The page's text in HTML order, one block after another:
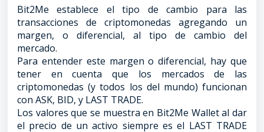
Bit2Me establece el tipo de cambio para las
transacciones de criptomonedas agregando un
margen, o diferencial, al tipo de cambio del
mercado.
Para entender este margen o diferencial, hay que
tener en cuenta que los mercados de las
criptomonedas (y todos los del mundo) funcionan
con ASK, BID, y LAST TRADE.
Los valores que se muestra en Bit2Me Wallet al dar
el precio de un activo siempre es el LAST TRADE